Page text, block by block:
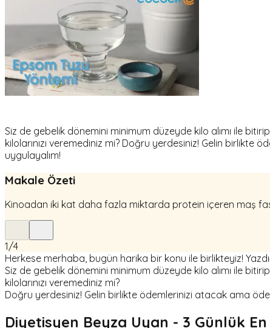
Siz de gebelik dönemini minimum düzeyde kilo alımı ile
kilolarınızı veremediniz mi? Doğru yerdesiniz! Gelin
uygulayalım!
Makale Özeti
Kinoadan iki kat daha fazla miktarda protein içeren maş
1/4
Herkese merhaba, bugün harika bir konu ile birlikteyiz!
Siz de gebelik dönemini minimum düzeyde kilo alımı ile
kilolarınızı veremediniz mi?
Doğru yerdesiniz! Gelin birlikte ödemlerinizi atacak ama
Diyetisyen Beyza Uyan - 3 Günlük